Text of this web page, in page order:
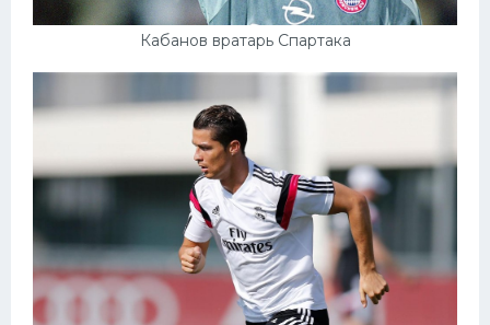
Кабанов вратарь Спартака